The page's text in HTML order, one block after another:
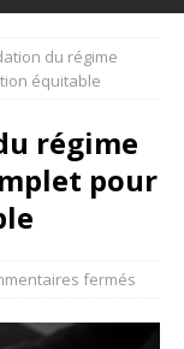
du régime
équitable
régime
pour
fermés